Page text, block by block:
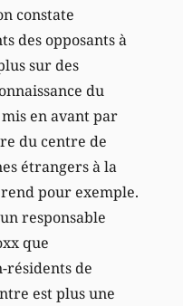
constate
des opposants à
sur des
du
en avant par
du centre de
étrangers à la
pour exemple.
responsable
que
résidents de
est plus une